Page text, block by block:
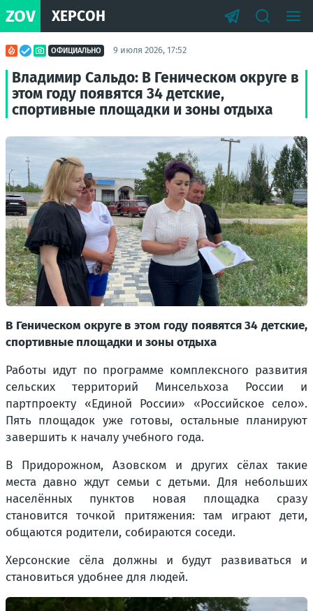
ZOV ХЕРСОН
ОФИЦИАЛЬНО 9 июля 2026, 17:52
Владимир Сальдо: В Геническом округе в
этом году появятся 34 детские,
спортивные площадки и зоны отдыха
В Геническом округе в этом году появятся 34 детские,
спортивные площадки и зоны отдыха
Работы идут по программе комплексного развития
сельских территорий Минсельхоза России и
партпроекту «Единой России» «Российское село».
Пять площадок уже готовы, остальные планируют
завершить к началу учебного года.
В Придорожном, Азовском и других сёлах такие
места давно ждут семьи с детьми. Для небольших
населённых пунктов новая площадка сразу
становится точкой притяжения: там играют дети,
общаются родители, собираются соседи.
Херсонские сёла должны и будут развиваться и
становиться удобнее для людей.